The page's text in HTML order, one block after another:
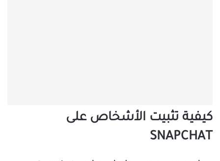
كيفية تثبيت الأشخاص على
SNAPCHAT